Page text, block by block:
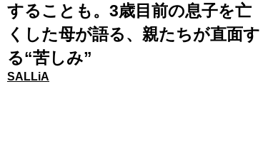
することも。3歳目前の息子を亡
くした母が語る、親たちが直面す
る“苦しみ”
SALLiA